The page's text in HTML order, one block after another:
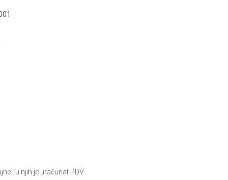
i u njih je uračunat PDV.